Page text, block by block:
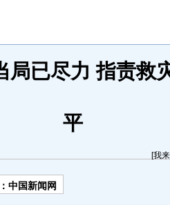
局已尽力 指责救
平
[我
中国新闻网